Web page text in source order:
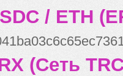
/ ETH
(Сеть